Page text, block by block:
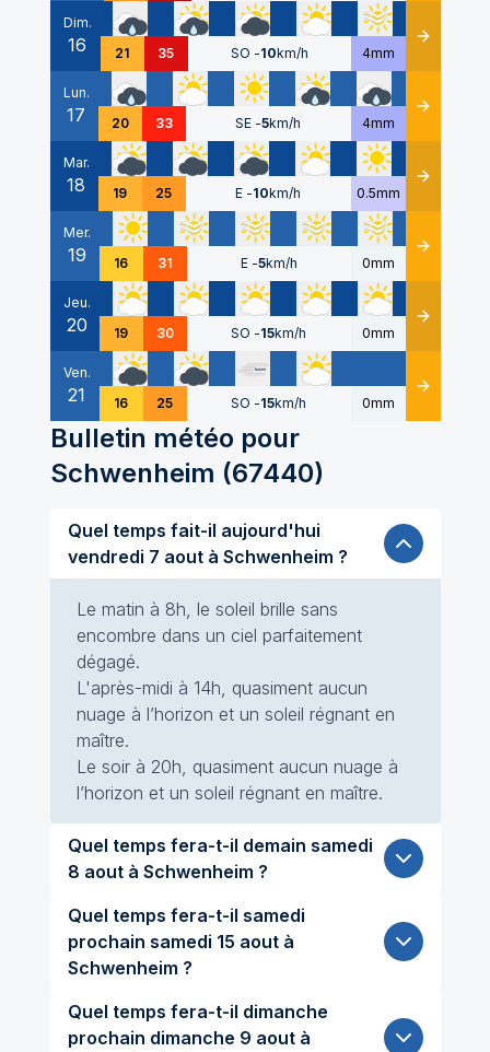
Dim.
16 21 35 SO -10km/h 4mm Détails
Lun.
17 20 33 SE -5km/h 4mm Détails
Mar.
18 19 25 E -10km/h 0.5mm Détails
Mer.
19 16 31 E -5km/h 0mm Détails
Jeu.
20 19 30 SO -15km/h 0mm Détails
Ven.
21 16 25 SO -15km/h 0mm Détails
Bulletin météo pour
Schwenheim (67440)
Quel temps fait-il aujourd'hui
vendredi 7 aout à Schwenheim ?
Le matin à 8h, le soleil brille sans
encombre dans un ciel parfaitement
dégagé.
L'après-midi à 14h, quasiment aucun
nuage à l’horizon et un soleil régnant en
maître.
Le soir à 20h, quasiment aucun nuage à
l’horizon et un soleil régnant en maître.
Quel temps fera-t-il demain samedi
8 aout à Schwenheim ?
Quel temps fera-t-il samedi
prochain samedi 15 aout à
Schwenheim ?
Quel temps fera-t-il dimanche
prochain dimanche 9 aout à